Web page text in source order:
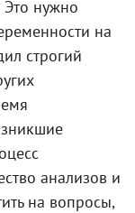
Это нужно
на
строгий
анализов и
на вопросы,